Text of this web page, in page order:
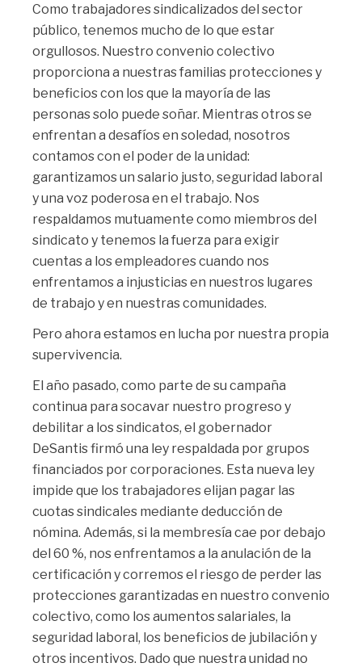
Como trabajadores sindicalizados del sector
público, tenemos mucho de lo que estar
orgullosos. Nuestro convenio colectivo
proporciona a nuestras familias protecciones y
beneficios con los que la mayoría de las
personas solo puede soñar. Mientras otros se
enfrentan a desafíos en soledad, nosotros
contamos con el poder de la unidad:
garantizamos un salario justo, seguridad laboral
y una voz poderosa en el trabajo. Nos
respaldamos mutuamente como miembros del
sindicato y tenemos la fuerza para exigir
cuentas a los empleadores cuando nos
enfrentamos a injusticias en nuestros lugares
de trabajo y en nuestras comunidades.
Pero ahora estamos en lucha por nuestra propia
supervivencia.
El año pasado, como parte de su campaña
continua para socavar nuestro progreso y
debilitar a los sindicatos, el gobernador
DeSantis firmó una ley respaldada por grupos
financiados por corporaciones. Esta nueva ley
impide que los trabajadores elijan pagar las
cuotas sindicales mediante deducción de
nómina. Además, si la membresía cae por debajo
del 60 %, nos enfrentamos a la anulación de la
certificación y corremos el riesgo de perder las
protecciones garantizadas en nuestro convenio
colectivo, como los aumentos salariales, la
seguridad laboral, los beneficios de jubilación y
otros incentivos. Dado que nuestra unidad no